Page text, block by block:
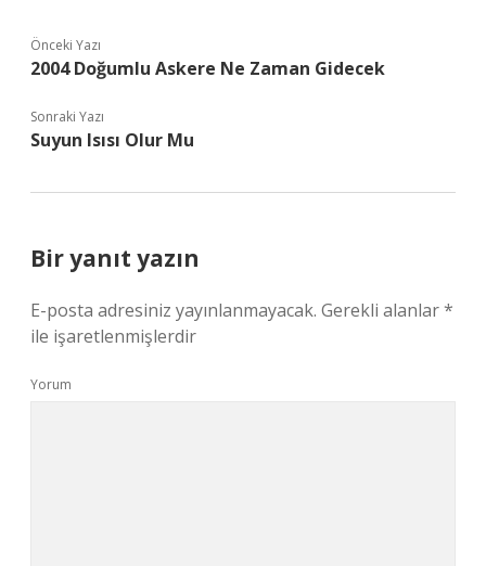
Önceki Yazı
2004 Doğumlu Askere Ne Zaman Gidecek
Sonraki Yazı
Suyun Isısı Olur Mu
Bir yanıt yazın
E-posta adresiniz yayınlanmayacak. Gerekli alanlar*
ile işaretlenmişlerdir
Yorum